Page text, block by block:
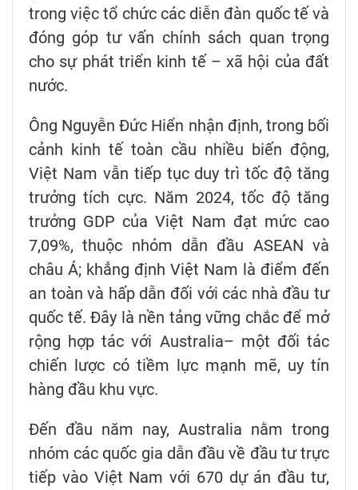
trong việc tổ chức các diễn đàn quốc tế và
đóng góp tư vấn chính sách quan trọng
cho sự phát triển kinh tế – xã hội của đất
nước.
Ông Nguyễn Đức Hiển nhận định, trong bối
cảnh kinh tế toàn cầu nhiều biến động,
Việt Nam vẫn tiếp tục duy trì tốc độ tăng
trưởng tích cực. Năm 2024, tốc độ tăng
trưởng GDP của Việt Nam đạt mức cao
7,09%, thuộc nhóm dẫn đầu ASEAN và
châu Á; khẳng định Việt Nam là điểm đến
an toàn và hấp dẫn đối với các nhà đầu tư
quốc tế. Đây là nền tảng vững chắc để mở
rộng hợp tác với Australia– một đối tác
chiến lược có tiềm lực mạnh mẽ, uy tín
hàng đầu khu vực.
Đến đầu năm nay, Australia nằm trong
nhóm các quốc gia dẫn đầu về đầu tư trực
tiếp vào Việt Nam với 670 dự án đầu tư,